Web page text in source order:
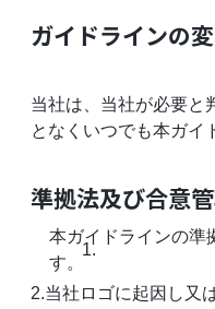
ガイドラインの
当社は、当社が必要と
となくいつでも本ガイ
準拠法及び合意
本ガイドラインの準
す。
2.当社ロゴに起因し又